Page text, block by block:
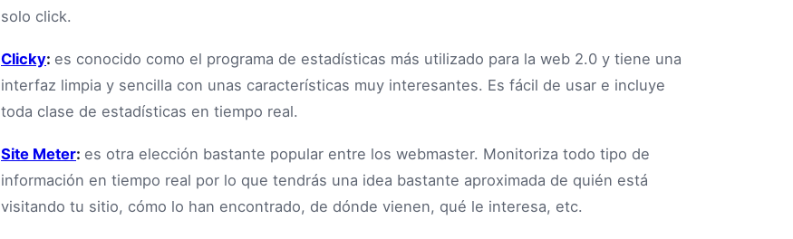
solo click.
Clicky: es conocido como el programa de estadísticas más utilizado para la web 2.0 y tiene una
interfaz limpia y sencilla con unas características muy interesantes. Es fácil de usar e incluye
toda clase de estadísticas en tiempo real.
Site Meter: es otra elección bastante popular entre los webmaster. Monitoriza todo tipo de
información en tiempo real por lo que tendrás una idea bastante aproximada de quién está
visitando tu sitio, cómo lo han encontrado, de dónde vienen, qué le interesa, etc.